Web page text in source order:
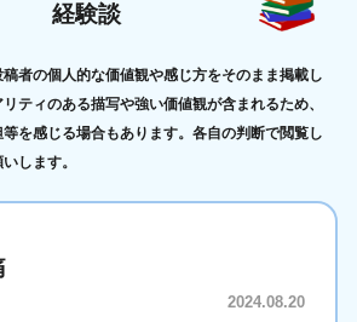
経験談
者の個人的な価値観や感じ方をそのまま掲載し
ティのある描写や強い価値観が含まれるため、
を感じる場合もあります。各自の判断で閲覧し
します。
2024.08.20